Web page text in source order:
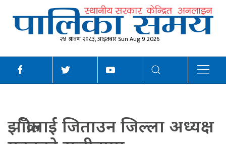
२४ श्रावण २०८३, आइतबार Sun Aug 9 2026
झाँक्रीलाई जिताउन जिल्ला अध्यक्ष